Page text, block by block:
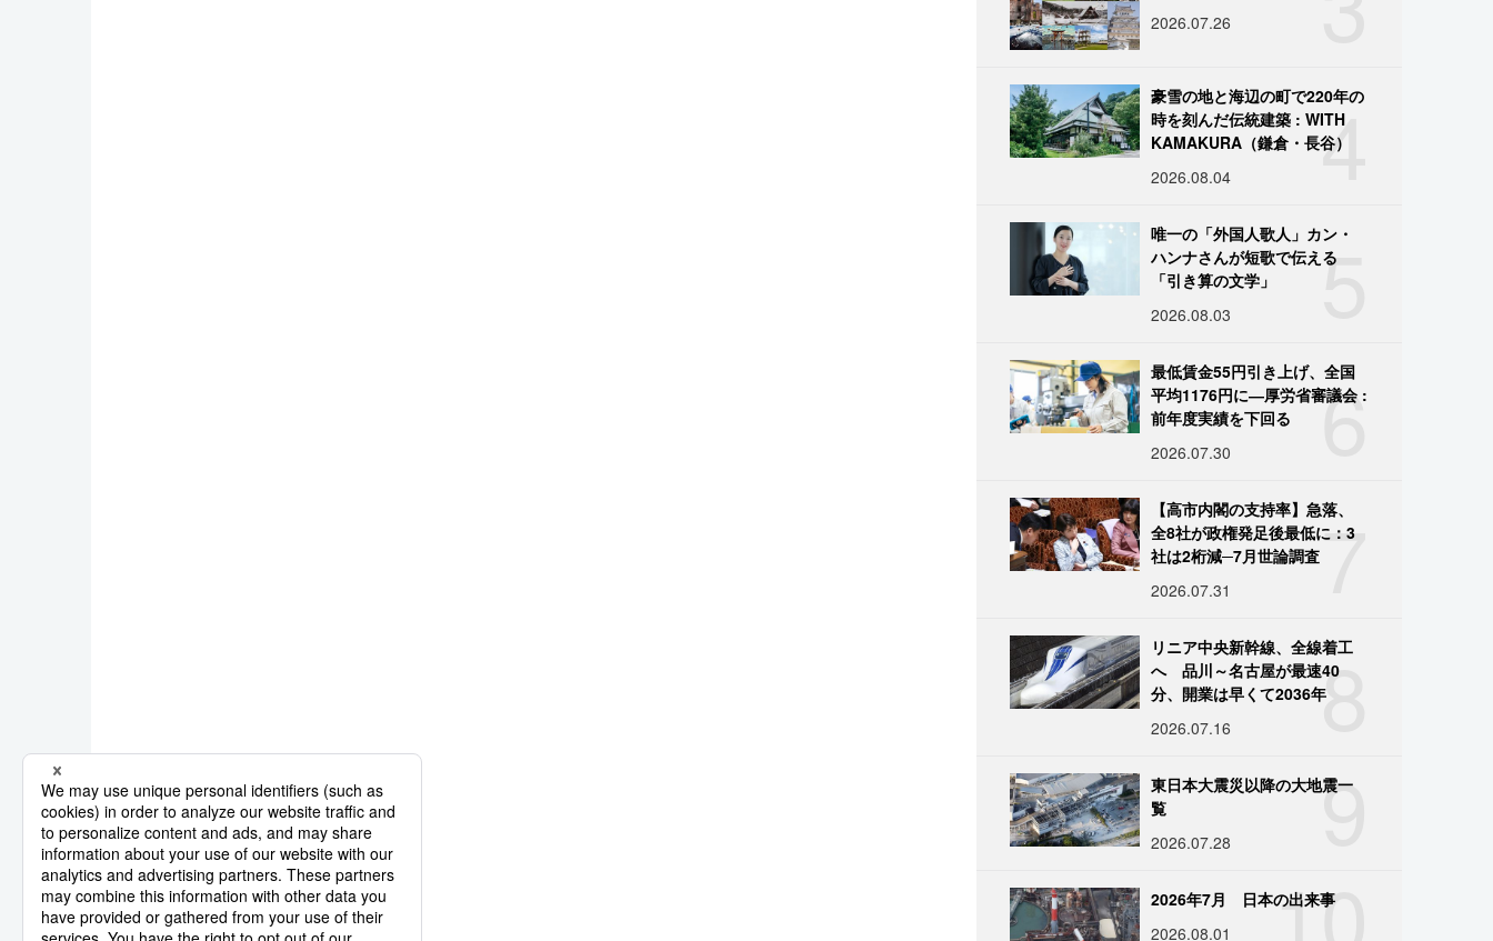
2026.07.26
4
豪雪の地と海辺の町で220年の
時を刻んだ伝統建築 : WITH
KAMAKURA（鎌倉・長谷）
2026.08.04
5
唯一の「外国人歌人」カン・
ハンナさんが短歌で伝える
「引き算の文学」
2026.08.03
6
最低賃金55円引き上げ、全国
平均1176円に―厚労省審議会 :
前年度実績を下回る
2026.07.30
7
【高市内閣の支持率】急落、
全8社が政権発足後最低に：3
社は2桁減─7月世論調査
2026.07.31
8
リニア中央新幹線、全線着工
へ 品川～名古屋が最速40
分、開業は早くて2036年
2026.07.16
9
東日本大震災以降の大地震一
覧
2026.07.28
10
2026年7月 日本の出来事
2026.08.01